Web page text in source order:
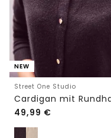
NEW
Street One Studio
49,99 €